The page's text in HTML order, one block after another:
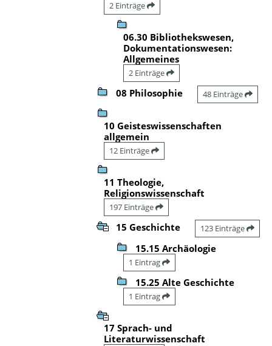
2 Einträge
06.30 Bibliothekswesen,
Dokumentationswesen:
Allgemeines
2 Einträge
08 Philosophie 48 Einträge
10 Geisteswissenschaften
allgemein
12 Einträge
11 Theologie,
Religionswissenschaft
197 Einträge
15 Geschichte 123 Einträge
15.15 Archäologie
1 Eintrag
15.25 Alte Geschichte
1 Eintrag
17 Sprach- und
Literaturwissenschaft